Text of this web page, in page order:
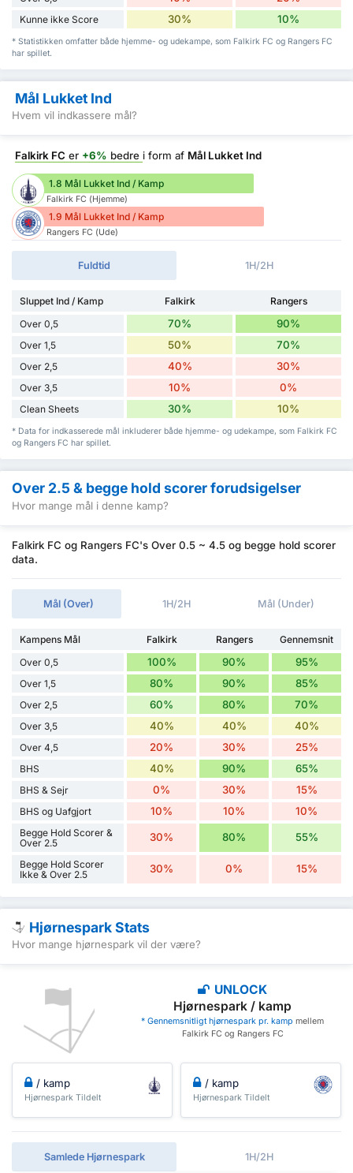
Kunne ikke Score 30% 10%
* Statistikken omfatter både hjemme- og udekampe, som Falkirk FC og Rangers FC
har spillet.
Mål Lukket Ind
Hvem vil indkassere mål?
Falkirk FC er +6% bedre i form af Mål Lukket Ind
1.8 Mål Lukket Ind / Kamp
Falkirk FC (Hjemme)
1.9 Mål Lukket Ind / Kamp
Rangers FC (Ude)
Fuldtid 1H/2H
Sluppet Ind / Kamp Falkirk
Rangers
Over 0,5
70% 90%
Over 1,5 50% 70%
Over 2,5 40% 30%
Over 3,5 10% 0%
Clean Sheets 30% 10%
* Data for indkasserede mål inkluderer både hjemme- og udekampe, som Falkirk FC
og Rangers FC har spillet.
Over 2.5 & begge hold scorer forudsigelser
Hvor mange mål i denne kamp?
Falkirk FC og Rangers FC's Over 0.5 ~ 4.5 og begge hold scorer
data.
Mål (Over) 1H/2H Mål (Under)
Kampens Mål Falkirk Rangers
Gennemsnit
Over 0,5
100% 90% 95%
Over 1,5 80% 90% 85%
Over 2,5 60% 80% 70%
Over 3,5 40% 40% 40%
Over 4,5 20% 30% 25%
BHS 40% 90% 65%
BHS & Sejr 0% 30% 15%
BHS og Uafgjort 10% 10% 10%
Begge Hold Scorer &
Over 2.5
30% 80% 55%
Begge Hold Scorer
Ikke & Over 2.5
30% 0% 15%
Hjørnespark Stats
Hvor mange hjørnespark vil der være?
UNLOCK
Hjørnespark / kamp
* Gennemsnitligt hjørnespark pr. kamp mellem
Falkirk FC og Rangers FC
/ kamp
Hjørnespark Tildelt
/ kamp
Hjørnespark Tildelt
Samlede Hjørnespark 1H/2H